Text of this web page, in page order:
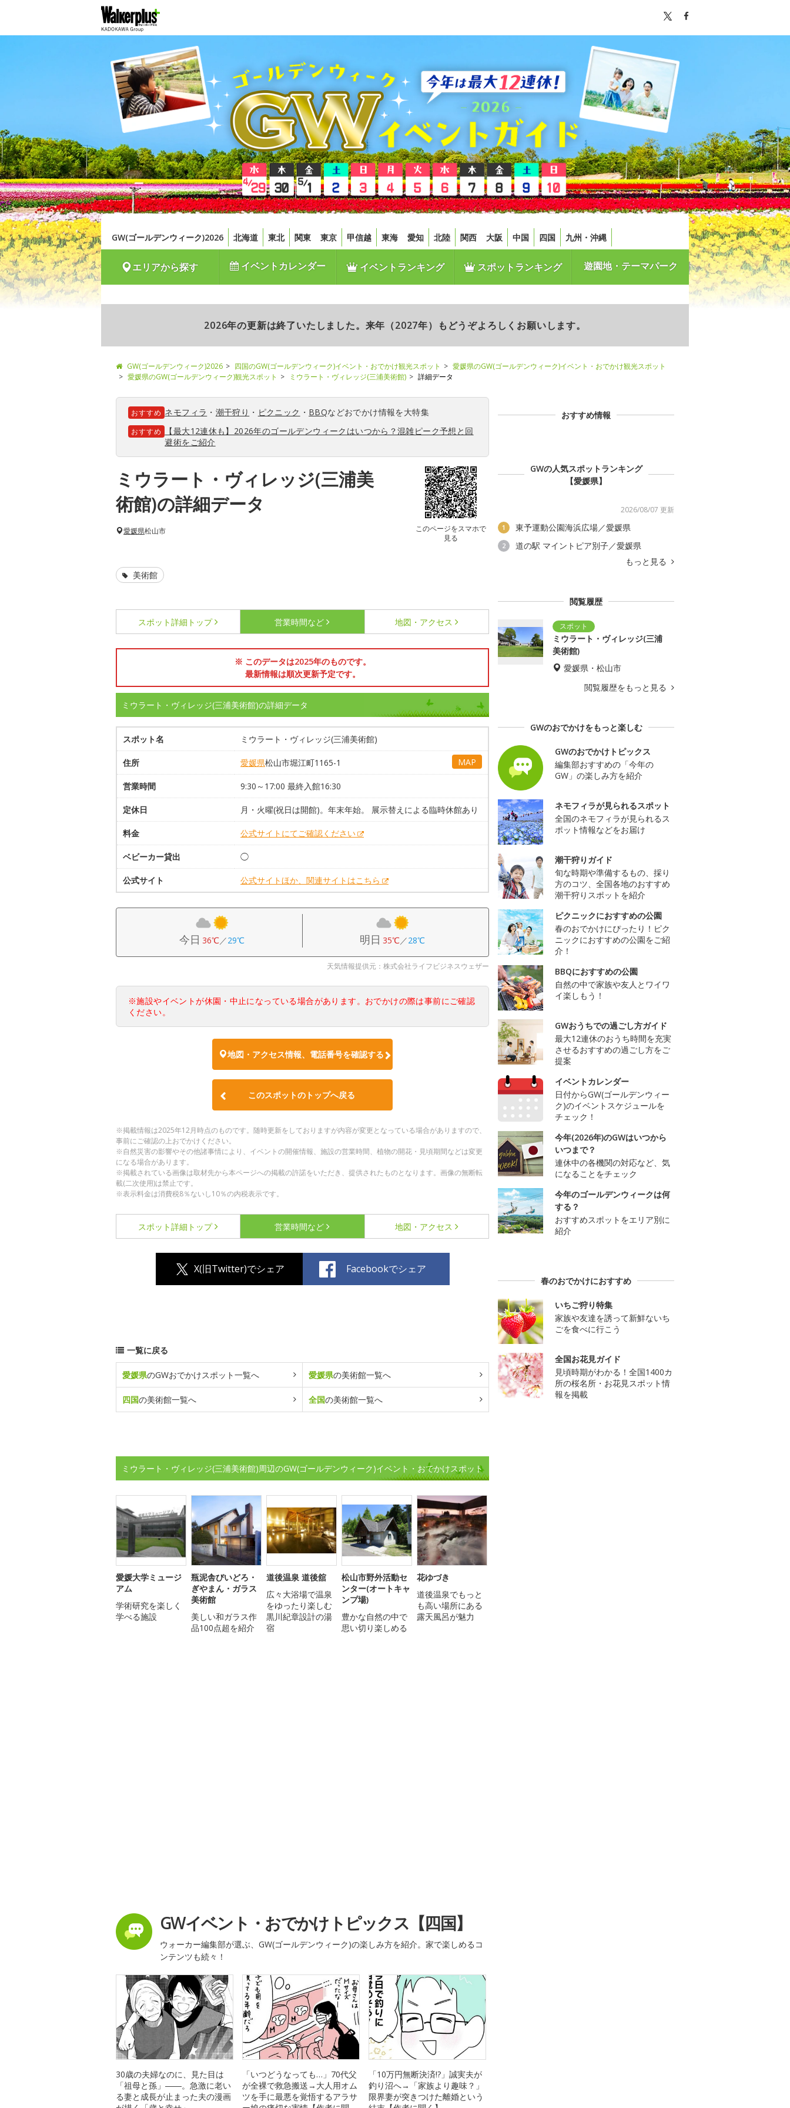
GW(ゴールデンウィーク)2026 北海道 東北 関東 東京 甲信越 東海 愛知 北陸 関西 大阪 中国 四国 九州・沖縄
エリアから探す イベントカレンダー イベントランキング スポットランキング 遊園地・テーマパーク
2026年の更新は終了いたしました。来年（2027年）もどうぞよろしくお願いします。
GW(ゴールデンウィーク)2026 四国のGW(ゴールデンウィーク)イベント・おでかけ観光スポット
愛媛県のGW(ゴールデンウィーク)イベント・おでかけ観光スポット
愛媛県のGW(ゴールデンウィーク)観光スポット
ミウラート・ヴィレッジ(三浦美術館) 詳細データ
おすすめ ネモフィラ ・ 潮干狩り ・ ピクニック ・ BBQなどおでかけ情報を大特集
おすすめ
【最大12連休も】2026年のゴールデンウィークはいつから？混雑ピーク予想と回
避術をご紹介
ミウラート・ヴィレッジ(三浦美
術館)の詳細データ
このページをスマホで
見る
愛媛県松山市
美術館
スポット詳細 トップ 営業時間など 地図・アクセス
※ このデータは2025年のものです。
最新情報は順次更新予定です。
ミウラート・ヴィレッジ(三浦美術館)の詳細データ
スポット名 ミウラート・ヴィレッジ(三浦美術館)
住所 愛媛県松山市堀江町1165-1 MAP
営業時間 9:30～17:00 最終入館16:30
定休日 月・火曜(祝日は開館)。年末年始。 展示替えによる臨時休館あり
料金 公式サイトにてご確認ください
ベビーカー貸出 ◯
公式サイト 公式サイトほか、関連サイトはこちら
今日 36℃／29℃ 明日 35℃／28℃
天気情報提供元：株式会社ライフビジネスウェザー
※施設やイベントが休園・中止になっている場合があります。おでかけの際は事前にご確認
ください。
地図・アクセス情報、電話番号を確認する
このスポットのトップへ戻る
※掲載情報は2025年12月時点のものです。随時更新をしておりますが内容が変更となっている場合がありますので、
事前にご確認の上おでかけください。
※自然災害の影響やその他諸事情により、イベントの開催情報、施設の営業時間、植物の開花・見頃期間などは変更
になる場合があります。
※掲載されている画像は取材先から本ページへの掲載の許諾をいただき、提供されたものとなります。画像の無断転
載(二次使用)は禁止です。
※表示料金は消費税8％ないし10％の内税表示です。
スポット詳細 トップ 営業時間など 地図・アクセス
X(旧Twitter)でシェア Facebookでシェア
一覧に戻る
愛媛県のGWおでかけスポット一覧へ 愛媛県の美術館一覧へ
四国の美術館一覧へ 全国の美術館一覧へ
ミウラート・ヴィレッジ(三浦美術館)周辺のGW(ゴールデンウィーク)イベント・おでかけスポット
愛媛大学ミュージ
アム
学術研究を楽しく
学べる施設
瓶泥舎びいどろ・
ぎやまん・ガラス
美術館
美しい和ガラス作
品100点超を紹介
道後温泉 道後舘
広々大浴場で温泉
をゆったり楽しむ
黒川紀章設計の湯
宿
松山市野外活動セ
ンター(オートキャ
ンプ場)
豊かな自然の中で
思い切り楽しめる
花ゆづき
道後温泉でもっと
も高い場所にある
露天風呂が魅力
GWイベント・おでかけトピックス【四国】
ウォーカー編集部が選ぶ、GW(ゴールデンウィーク)の楽しみ方を紹介。家で楽しめるコ
ンテンツも続々！
30歳の夫婦なのに、見た目は
「祖母と孫」――。急激に老い
る妻と成長が止まった夫の漫画
「いつどうなっても…」70代父
が全裸で救急搬送→大人用オム
ツを手に最悪を覚悟するアラサ
「10万円無断決済!?」誠実夫が
釣り沼へ→「家族より趣味？」
限界妻が突きつけた離婚という
おすすめ情報
GWの人気スポットランキング
【愛媛県】
2026/08/07 更新
1 東予運動公園海浜広場／愛媛県
2
道の駅 マイントピア別子／愛媛県
もっと見る
閲覧履歴
ミウラート・ヴィレッジ(三浦
美術館)
愛媛県・松山市
閲覧履歴をもっと見る
GWのおでかけをもっと楽しむ
GWのおでかけトピックス
編集部おすすめの「今年の
GW」の楽しみ方を紹介
ネモフィラが見られるスポット
全国のネモフィラが見られるス
ポット情報などをお届け
潮干狩りガイド
旬な時期や準備するもの、採り
方のコツ、全国各地のおすすめ
潮干狩りスポットを紹介
ピクニックにおすすめの公園
春のおでかけにぴったり！ピク
ニックにおすすめの公園をご紹
介！
BBQにおすすめの公園
自然の中で家族や友人とワイワ
イ楽しもう！
GWおうちでの過ごし方ガイド
最大12連休のおうち時間を充実
させるおすすめの過ごし方をご
提案
イベントカレンダー
日付からGW(ゴールデンウィー
ク)のイベントスケジュールを
チェック！
今年(2026年)のGWはいつから
いつまで？
連休中の各機関の対応など、気
になることをチェック
今年のゴールデンウィークは何
する？
おすすめスポットをエリア別に
紹介
春のおでかけにおすすめ
いちご狩り特集
家族や友達を誘って新鮮ないち
ごを食べに行こう
全国お花見ガイド
見頃時期がわかる！全国1400カ
所の桜名所・お花見スポット情
報を掲載